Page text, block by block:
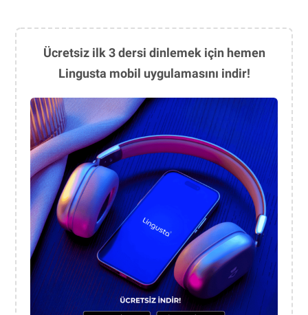
Ücretsiz ilk 3 dersi dinlemek için hemen
Lingusta mobil uygulamasını indir!